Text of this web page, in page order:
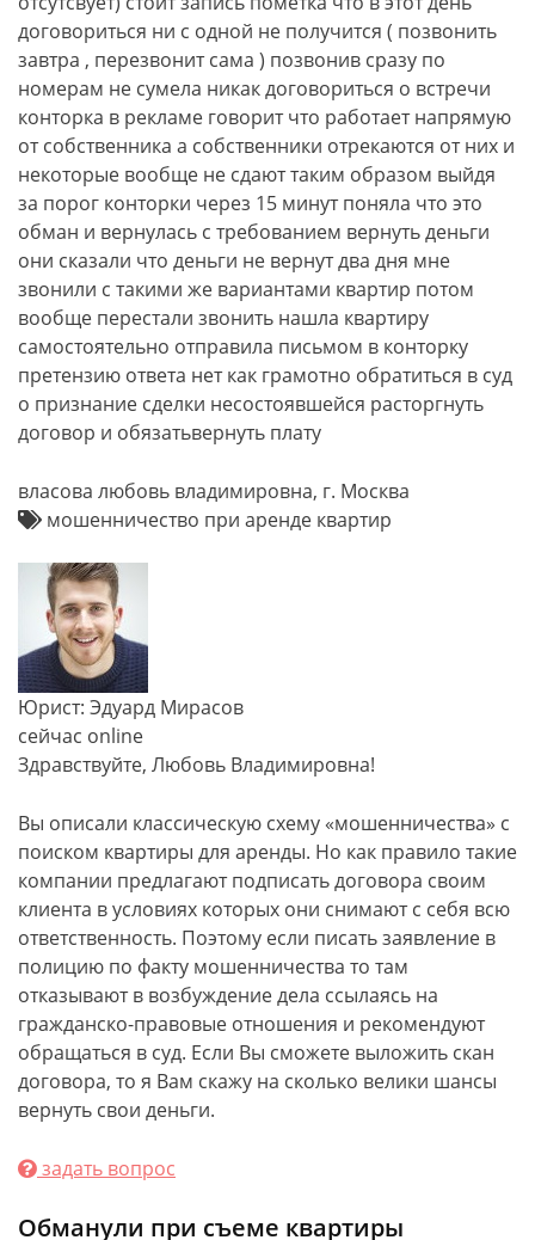
договориться ни с одной не получится ( позвонить
завтра , перезвонит сама ) позвонив сразу по
номерам не сумела никак договориться о встречи
конторка в рекламе говорит что работает напрямую
от собственника а собственники отрекаются от них и
некоторые вообще не сдают таким образом выйдя
за порог конторки через 15 минут поняла что это
обман и вернулась с требованием вернуть деньги
они сказали что деньги не вернут два дня мне
звонили с такими же вариантами квартир потом
вообще перестали звонить нашла квартиру
самостоятельно отправила письмом в конторку
претензию ответа нет как грамотно обратиться в суд
о признание сделки несостоявшейся расторгнуть
договор и обязатьвернуть плату
власова любовь владимировна, г. Москва
мошенничество при аренде квартир
Юрист: Эдуард Мирасов
сейчас online
Здравствуйте, Любовь Владимировна!
Вы описали классическую схему «мошенничества» с
поиском квартиры для аренды. Но как правило такие
компании предлагают подписать договора своим
клиента в условиях которых они снимают с себя всю
ответственность. Поэтому если писать заявление в
полицию по факту мошенничества то там
отказывают в возбуждение дела ссылаясь на
гражданско-правовые отношения и рекомендуют
обращаться в суд. Если Вы сможете выложить скан
договора, то я Вам скажу на сколько велики шансы
вернуть свои деньги.
задать вопрос
Обманули при съеме квартиры